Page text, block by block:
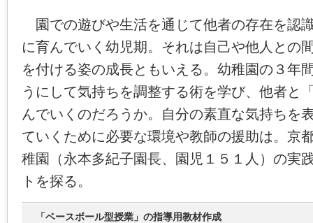
園での遊びや生活を通じて他者の存在を認
に育んでいく幼児期。それは自己や他人との
を付ける姿の成長ともいえる。幼稚園の３年
うにして気持ちを調整する術を学び、他者と
んでいくのだろうか。自分の素直な気持ちを
ていくために必要な環境や教師の援助は。京
稚園（永本多紀子園長、園児１５１人）の実
トを探る。
「ベースボール型授業」の指導用教材作成